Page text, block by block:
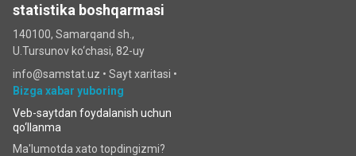
statistika boshqarmasi
140100, Samarqand sh.,
U.Tursunov ko‘chаsi, 82-uy
info@samstat.uz • Sayt xaritasi •
Bizga xabar yuboring
Veb-saytdan foydalanish uchun
qo‘llanma
Ma'lumotda xato topdingizmi?